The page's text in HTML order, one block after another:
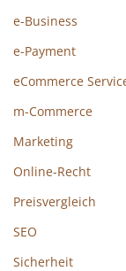
e-Business
e-Payment
eCommerce
m-Commerce
Marketing
Online-Recht
Preisvergleich
SEO
Sicherheit